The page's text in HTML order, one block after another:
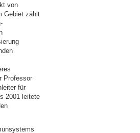
von
Gebiet zählt
Professor
für
2001 leitete